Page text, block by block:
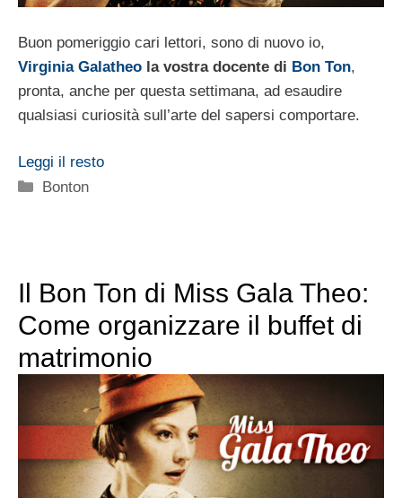
Buon pomeriggio cari lettori, sono di nuovo io,
Virginia Galatheo la vostra docente di Bon Ton,
pronta, anche per questa settimana, ad esaudire
qualsiasi curiosità sull’arte del sapersi comportare.
Leggi il resto
Categorie
Bonton
Il Bon Ton di Miss Gala Theo:
Come organizzare il buffet di
matrimonio